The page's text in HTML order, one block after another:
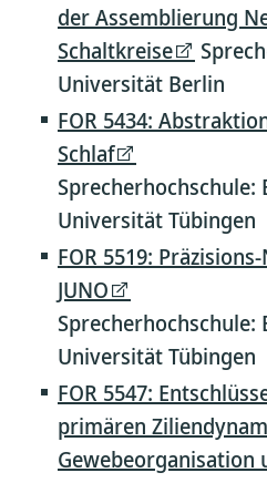
der Assemblierung
Schaltkreise
Universität Berlin
FOR 5434:
Schlaf
Sprecherhochschule:
Universität Tübingen
FOR 5519:
JUNO
Sprecherhochschule:
Universität Tübingen
FOR 5547:
primären
Gewebeorganisation